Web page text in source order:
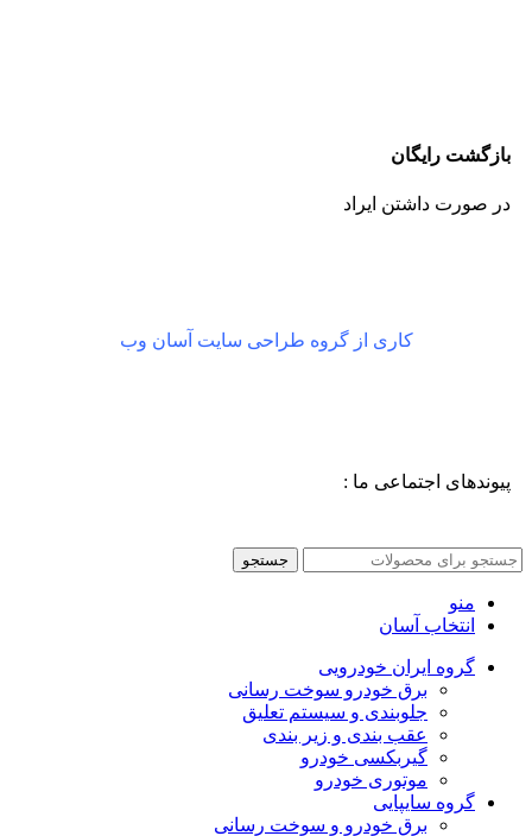
بازگشت رایگان
در صورت داشتن ایراد
کاری از گروه طراحی سایت آسان وب
پیوندهای اجتماعی ما :
جستجو
منو
انتخاب آسان
گروه ایران خودرویی
برق خودرو سوخت رسانی
جلوبندی و سیستم تعلیق
عقب بندی و زیر بندی
گیربکسی خودرو
موتوری خودرو
گروه سایپایی
برق خودرو و سوخت رسانی